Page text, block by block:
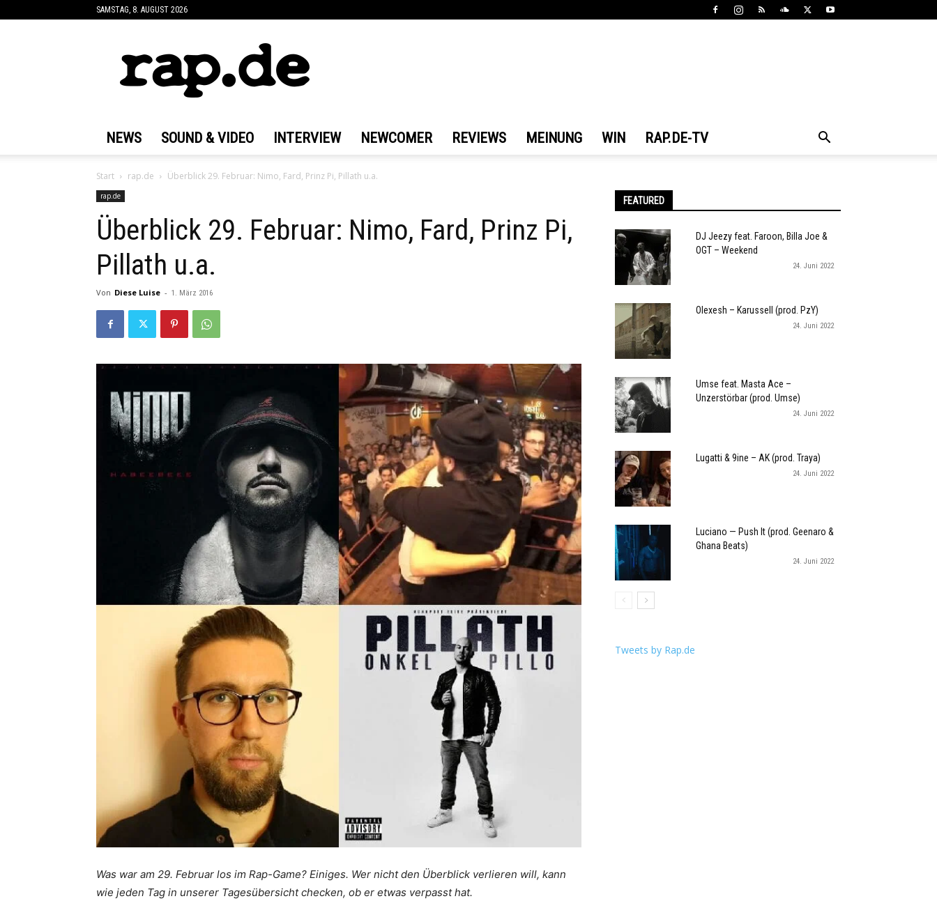
SAMSTAG, 8. AUGUST 2026
NEWS SOUND & VIDEO INTERVIEW NEWCOMER REVIEWS MEINUNG WIN RAP.DE-TV
Start rap.de Überblick 29. Februar: Nimo, Fard, Prinz Pi, Pillath u.a.
rap.de
Überblick 29. Februar: Nimo, Fard, Prinz Pi,
Pillath u.a.
Von Diese Luise - 1. März 2016
Was war am 29. Februar los im Rap-Game? Einiges. Wer nicht den Überblick verlieren will, kann
wie jeden Tag in unserer Tagesübersicht checken, ob er etwas verpasst hat.
FEATURED
DJ Jeezy feat. Faroon, Billa Joe &
OGT – Weekend
24. Juni 2022
Olexesh – Karussell (prod. PzY)
24. Juni 2022
Umse feat. Masta Ace –
Unzerstörbar (prod. Umse)
24. Juni 2022
Lugatti & 9ine – AK (prod. Traya)
24. Juni 2022
Luciano — Push It (prod. Geenaro &
Ghana Beats)
24. Juni 2022
Tweets by Rap.de